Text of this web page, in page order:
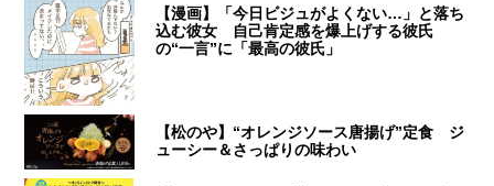
【漫画】「今日ビジュがよくない…」と落ち
込む彼女 自己肯定感を爆上げする彼氏
の“一言”に「最高の彼氏」
【松のや】“オレンジソース唐揚げ”定食 ジ
ューシー＆さっぱりの味わい